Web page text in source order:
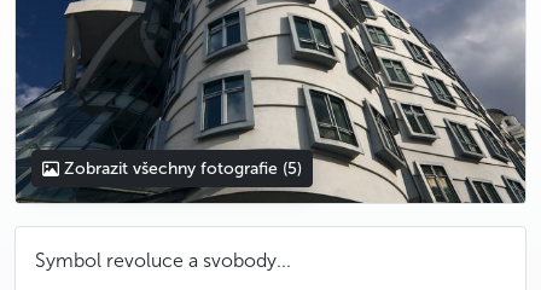
Zobrazit všechny fotografie (5)
Symbol revoluce a svobody...